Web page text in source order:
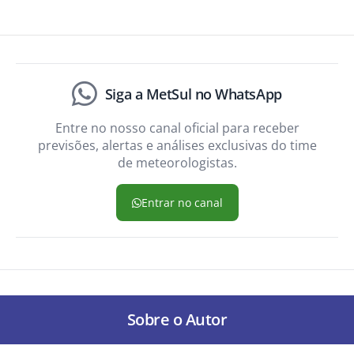
Siga a MetSul no WhatsApp
Entre no nosso canal oficial para receber
previsões, alertas e análises exclusivas do time
de meteorologistas.
Entrar no canal
Sobre o Autor